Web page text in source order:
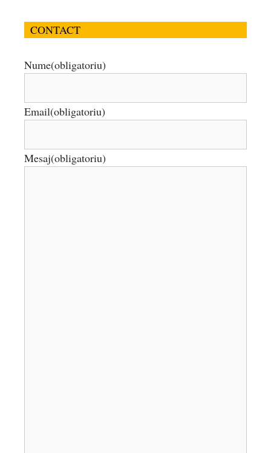
CONTACT
Nume(obligatoriu)
Email(obligatoriu)
Mesaj(obligatoriu)